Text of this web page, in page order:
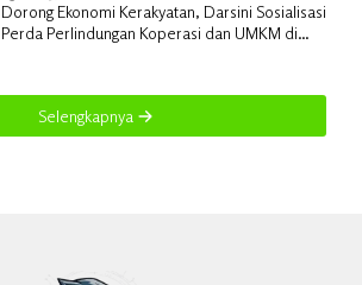
Dorong Ekonomi Kerakyatan, Darsini Sosialisasi
Perda Perlindungan Koperasi dan UMKM di
Selengkapnya